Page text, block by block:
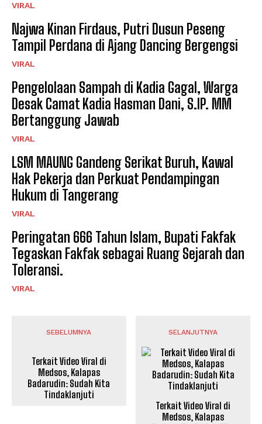
VIRAL
Najwa Kinan Firdaus, Putri Dusun Peseng
Tampil Perdana di Ajang Dancing Bergengsi
VIRAL
Pengelolaan Sampah di Kadia Gagal, Warga
Desak Camat Kadia Hasman Dani, S.IP. MM
Bertanggung Jawab
VIRAL
LSM MAUNG Gandeng Serikat Buruh, Kawal
Hak Pekerja dan Perkuat Pendampingan
Hukum di Tangerang
VIRAL
Peringatan 666 Tahun Islam, Bupati Fakfak
Tegaskan Fakfak sebagai Ruang Sejarah dan
Toleransi.
VIRAL
SEBELUMNYA
Terkait Video Viral di
Medsos, Kalapas
Badarudin: Sudah Kita
Tindaklanjuti
SELANJUTNYA
Terkait Video Viral di
Medsos, Kalapas